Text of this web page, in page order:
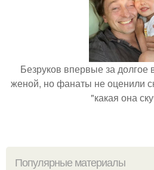
Безруков впервые за
женой, но фанаты не оценили
"какая она
Популярные материалы